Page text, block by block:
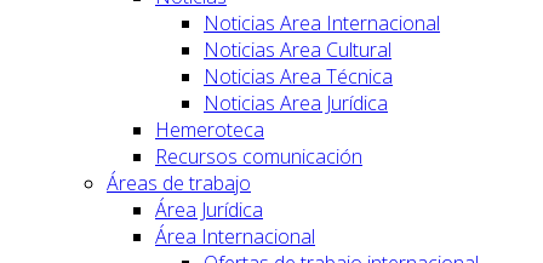
Noticias Area Internacional
Noticias Area Cultural
Noticias Area Técnica
Noticias Area Jurídica
Hemeroteca
Recursos comunicación
Áreas de trabajo
Área Jurídica
Área Internacional